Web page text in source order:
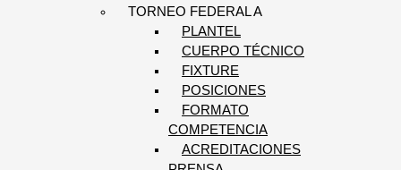
TORNEO FEDERAL A
PLANTEL
CUERPO TÉCNICO
FIXTURE
POSICIONES
FORMATO
COMPETENCIA
ACREDITACIONES